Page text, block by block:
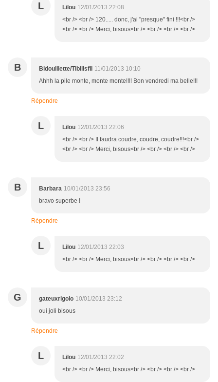
L Lilou 12/01/2013 22:08
<br /> <br /> 120..... donc, j'ai "presque" fini !!!<br />
<br /> <br /> Merci, bisous<br /> <br /> <br /> <br />
B Bidouillette/Tibilisfil 11/01/2013 10:10
Ahhh la pile monte, monte monte!!!! Bon vendredi ma belle!!!
Répondre
L Lilou 12/01/2013 22:06
<br /> <br /> Il faudra coudre, coudre, coudre!!!<br />
<br /> <br /> Merci, bisous<br /> <br /> <br /> <br />
B Barbara 10/01/2013 23:56
bravo superbe !
Répondre
L Lilou 12/01/2013 22:03
<br /> <br /> Merci, bisous<br /> <br /> <br /> <br />
G gateuxrigolo 10/01/2013 23:12
oui joli bisous
Répondre
L Lilou 12/01/2013 22:02
<br /> <br /> Merci, bisous<br /> <br /> <br /> <br />